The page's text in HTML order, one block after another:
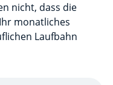
nicht, dass die
monatliches
Laufbahn